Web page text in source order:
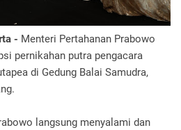
- Menteri Pertahanan Prabowo
pernikahan putra pengacara
di Gedung Balai Samudra,
langsung menyalami dan